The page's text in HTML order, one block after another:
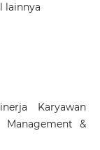
lainnya
Karyawan
Management &